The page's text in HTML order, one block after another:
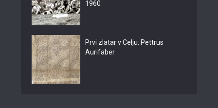
1960
Prvi zlatar v Celju: Pettrus
Aurifaber